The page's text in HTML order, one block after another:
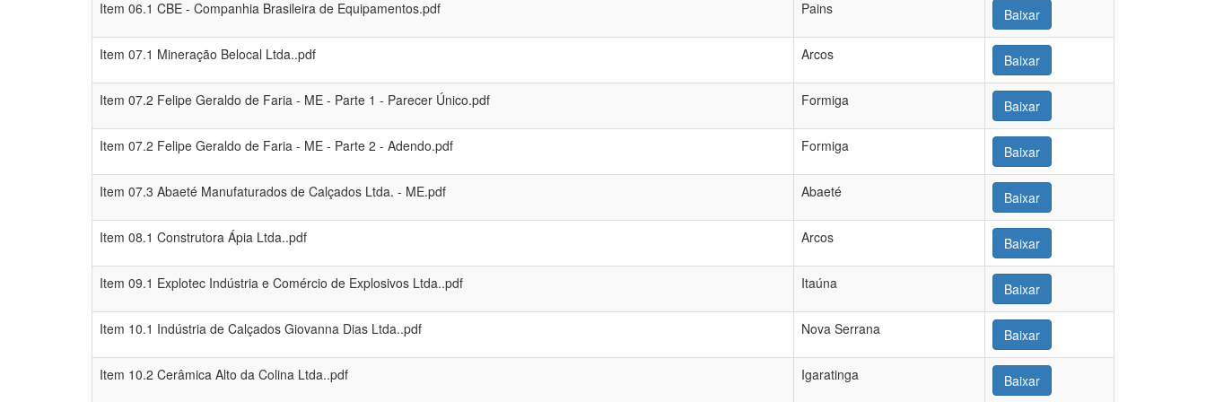
Item 06.1 CBE - Companhia Brasileira de Equipamentos.pdf Pains Baixar
Item 07.1 Mineração Belocal Ltda..pdf Arcos Baixar
Item 07.2 Felipe Geraldo de Faria - ME - Parte 1 - Parecer Único.pdf Formiga Baixar
Item 07.2 Felipe Geraldo de Faria - ME - Parte 2 - Adendo.pdf Formiga Baixar
Item 07.3 Abaeté Manufaturados de Calçados Ltda. - ME.pdf Abaeté Baixar
Item 08.1 Construtora Ápia Ltda..pdf Arcos Baixar
Item 09.1 Explotec Indústria e Comércio de Explosivos Ltda..pdf Itaúna Baixar
Item 10.1 Indústria de Calçados Giovanna Dias Ltda..pdf Nova Serrana Baixar
Item 10.2 Cerâmica Alto da Colina Ltda..pdf Igaratinga Baixar